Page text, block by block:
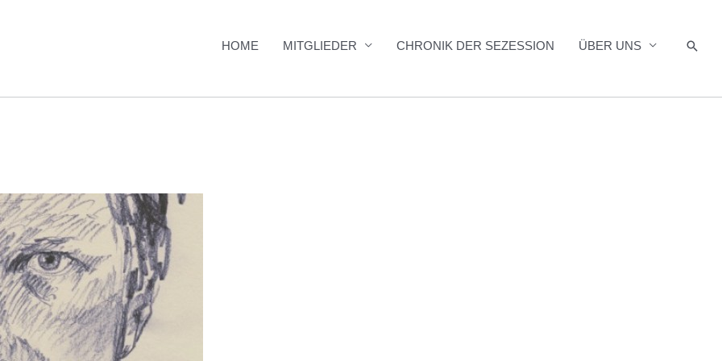
HOME MITGLIEDER CHRONIK DER SEZESSION ÜBER UNS